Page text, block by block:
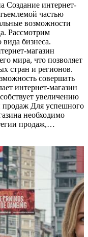
Создание интернет-
частью
возможности
Рассмотрим
бизнеса.
магазин
мира, что позволяет
стран и регионов.
совершать
интернет-магазин
увеличению
продаж Для успешного
необходимо
продаж,…